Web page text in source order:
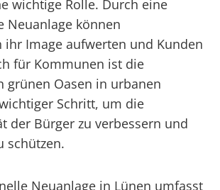
wichtige Rolle. Durch eine
Neuanlage können
ihr Image aufwerten und Kunden
für Kommunen ist die
grünen Oasen in urbanen
Schritt, um die
der Bürger zu verbessern und
schützen.
Neuanlage in Lünen umfasst